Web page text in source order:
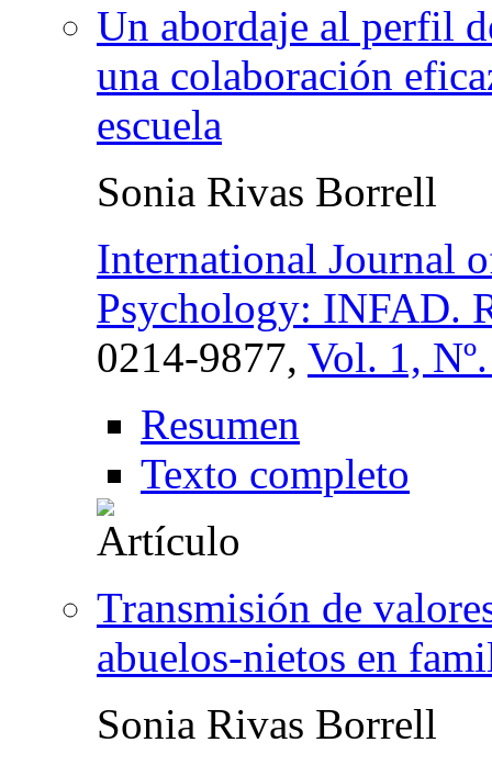
Un abordaje al perfil
una colaboración
escuela
Sonia Rivas Borrell
International Journal
Psychology: INFAD.
0214-9877, Vol. 1,
Resumen
Texto completo
Transmisión de
abuelos-nietos en
Sonia Rivas Borrell